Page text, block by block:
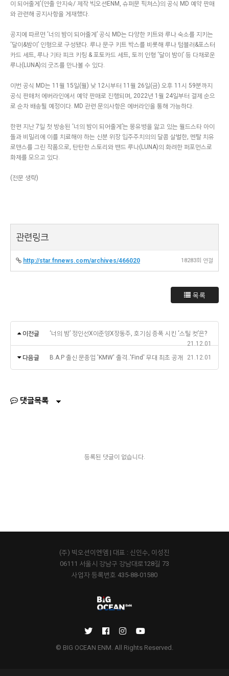
이 되어줄게'(연출 안지숙/ 제작 빅오션ENM, 슈퍼문 픽쳐스)의 공식 MD 예약 판매
와 관련해 공지사항을 게재했다.
공지에 따르면 ‘너의 밤이 되어줄게’ 공식 MD는 다양한 키트와 루나 숙소를 지키는
‘달이&밤이’ 인형으로 구성됐다. 루나 문구 키트 박스를 비롯해 루나 텀블러&포스터
카드 세트, 루나 기타 피크 키링 & 포토카드 세트, 토끼 인형 ‘달이 밤이’ 등 다채로운
루나(LUNA)의 굿즈를 만나볼 수 있다.
이번 공식 MD는 11월 15일(월) 낮 12시부터 11월 26일(금) 오후 11시 59분까지
공식 판매처 에버라인에서 예약 판매로 진행되며, 2022년 1월 24일부터 결제 순으
로 순차 배송될 예정이다. MD 관련 문의사항은 에버라인을 통해 가능하다.
한편 지난 7일 첫 방송된 ‘너의 밤이 되어줄게’는 몽유병을 앓고 있는 월드스타 아이
돌과 비밀리에 이를 치료해야 하는 신분 위장 입주주치의의 달콤 살벌한, 멘탈 치유
로맨스를 그린 작품으로, 탄탄한 스토리와 밴드 루나(LUNA)의 화려한 퍼포먼스로
화제를 모으고 있다.
(전문 생략)
관련링크
http://star.fnnews.com/archives/466020 18283회 연결
목록
이전글
‘너의 밤’ 정인선X이준영X장동주, 호기심 증폭 시킨 ‘스틸 컷’은?
21.12.01
다음글
B.A.P 출신 문종업 'KMW' 출격..'Find' 무대 최초 공개 21.12.01
댓글목록
등록된 댓글이 없습니다.
(주) 빅오션이엔엠 | 대표 : 신인수, 이성진
06111 서울시 강남구 강남대로128길 73
사업자 등록번호 435-88-01580
© BIG OCEAN ENM. All Rights Reserved.